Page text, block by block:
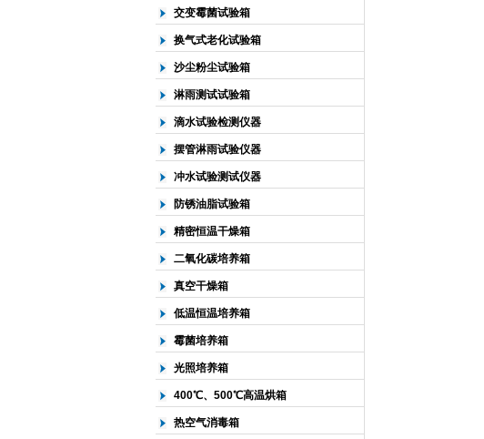
交变霉菌试验箱
换气式老化试验箱
沙尘粉尘试验箱
淋雨测试试验箱
滴水试验检测仪器
摆管淋雨试验仪器
冲水试验测试仪器
防锈油脂试验箱
精密恒温干燥箱
二氧化碳培养箱
真空干燥箱
低温恒温培养箱
霉菌培养箱
光照培养箱
400℃、500℃高温烘箱
热空气消毒箱